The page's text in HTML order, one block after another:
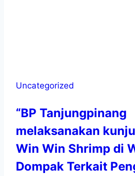
Uncategorized
“BP Tanjungpinang
melaksanakan
Win Win Shrimp di
Dompak Terkait